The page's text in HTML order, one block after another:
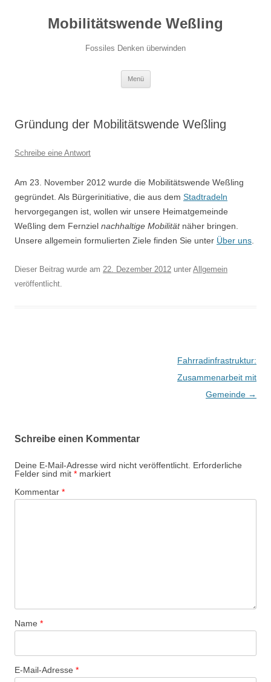
Mobilitätswende Weßling
Fossiles Denken überwinden
Menü
Gründung der Mobilitätswende Weßling
Schreibe eine Antwort
Am 23. November 2012 wurde die Mobilitätswende Weßling
gegründet. Als Bürgerinitiative, die aus dem Stadtradeln
hervorgegangen ist, wollen wir unsere Heimatgemeinde
Weßling dem Fernziel nachhaltige Mobilitätnäher bringen.
Unsere allgemein formulierten Ziele finden Sie unter Über uns
Dieser Beitrag wurde am 22. Dezember 2012 unter Allgemein
veröffentlicht.
Fahrradinfrastruktur:
Zusammenarbeit mit
Gemeinde →
Schreibe einen Kommentar
Deine E-Mail-Adresse wird nicht veröffentlicht. Erforderliche
Felder sind mit * markiert
Kommentar *
Name *
E-Mail-Adresse *